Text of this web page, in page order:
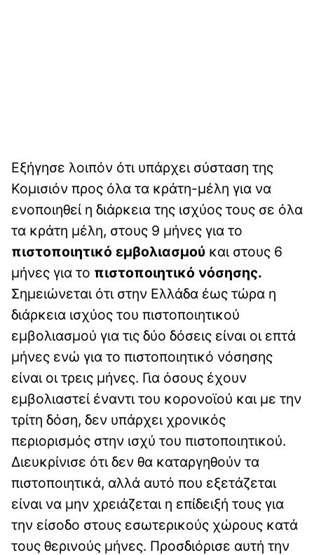
Εξήγησε λοιπόν ότι υπάρχει σύσταση της
Κομισιόν προς όλα τα κράτη-μέλη για να
ενοποιηθεί η διάρκεια της ισχύος τους σε όλα
τα κράτη μέλη, στους 9 μήνες για το
πιστοποιητικό εμβολιασμού και στους 6
μήνες για το πιστοποιητικό νόσησης.
Σημειώνεται ότι στην Ελλάδα έως τώρα η
διάρκεια ισχύος του πιστοποιητικού
εμβολιασμού για τις δύο δόσεις είναι οι επτά
μήνες ενώ για το πιστοποιητικό νόσησης
είναι οι τρεις μήνες. Για όσους έχουν
εμβολιαστεί έναντι του κορονοϊού και με την
τρίτη δόση, δεν υπάρχει χρονικός
περιορισμός στην ισχύ του πιστοποιητικού.
Διευκρίνισε ότι δεν θα καταργηθούν τα
πιστοποιητικά, αλλά αυτό που εξετάζεται
είναι να μην χρειάζεται η επίδειξή τους για
την είσοδο στους εσωτερικούς χώρους κατά
τους θερινούς μήνες. Προσδιόρισε αυτή την